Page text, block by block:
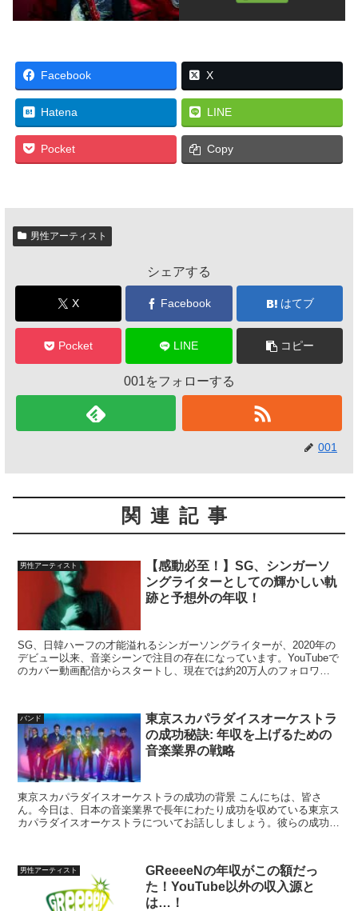
Facebook X
Hatena LINE
Pocket Copy
男性アーティスト
シェアする
X Facebook はてブ
Pocket LINE コピー
001をフォローする
001
関連記事
男性アーティスト
【感動必至！】SG、シンガーソ
ングライターとしての輝かしい軌
跡と予想外の年収！
SG、日韓ハーフの才能溢れるシンガーソングライターが、2020年の
デビュー以来、音楽シーンで注目の存在になっています。YouTubeで
のカバー動画配信からスタートし、現在では約20万人のフォロワー
バンド
東京スカパラダイスオーケストラ
の成功秘訣: 年収を上げるための
音楽業界の戦略
東京スカパラダイスオーケストラの成功の背景 こんにちは、皆さ
ん。今日は、日本の音楽業界で長年にわたり成功を収めている東京ス
カパラダイスオーケストラについてお話ししましょう。彼らの成功の
男性アーティスト
GReeeeNの年収がこの額だっ
た！YouTube以外の収入源と
は…！